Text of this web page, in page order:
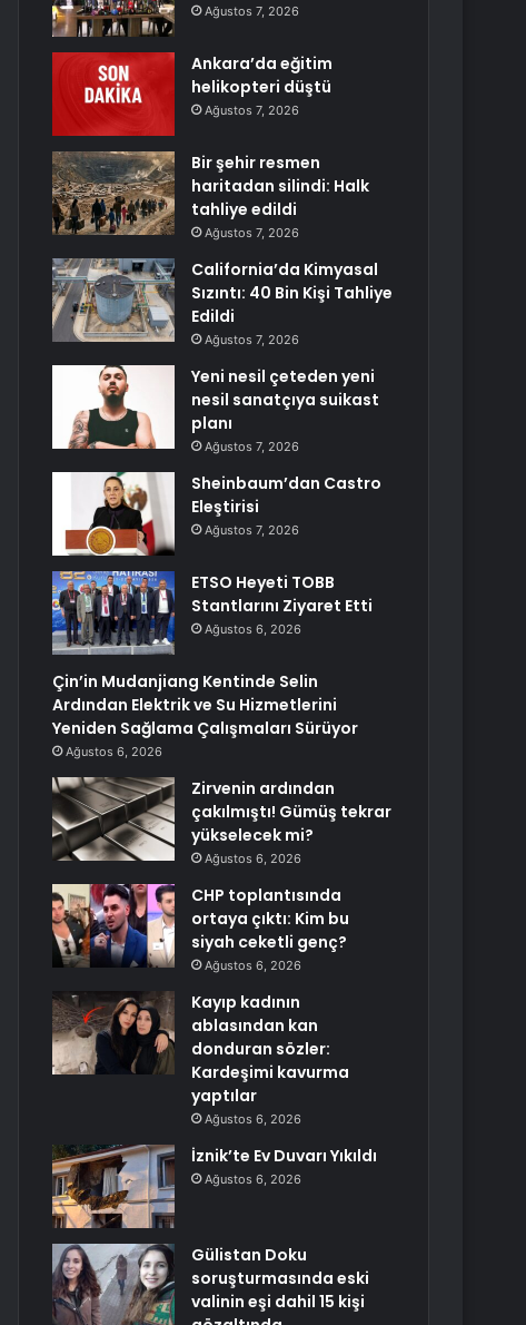
Ağustos 7, 2026
Ankara’da eğitim
helikopteri düştü
Ağustos 7, 2026
Bir şehir resmen
haritadan silindi: Halk
tahliye edildi
Ağustos 7, 2026
California’da Kimyasal
Sızıntı: 40 Bin Kişi Tahliye
Edildi
Ağustos 7, 2026
Yeni nesil çeteden yeni
nesil sanatçıya suikast
planı
Ağustos 7, 2026
Sheinbaum’dan Castro
Eleştirisi
Ağustos 7, 2026
ETSO Heyeti TOBB
Stantlarını Ziyaret Etti
Ağustos 6, 2026
Çin’in Mudanjiang Kentinde Selin
Ardından Elektrik ve Su Hizmetlerini
Yeniden Sağlama Çalışmaları Sürüyor
Ağustos 6, 2026
Zirvenin ardından
çakılmıştı! Gümüş tekrar
yükselecek mi?
Ağustos 6, 2026
CHP toplantısında
ortaya çıktı: Kim bu
siyah ceketli genç?
Ağustos 6, 2026
Kayıp kadının
ablasından kan
donduran sözler:
Kardeşimi kavurma
yaptılar
Ağustos 6, 2026
İznik’te Ev Duvarı Yıkıldı
Ağustos 6, 2026
Gülistan Doku
soruşturmasında eski
valinin eşi dahil 15 kişi